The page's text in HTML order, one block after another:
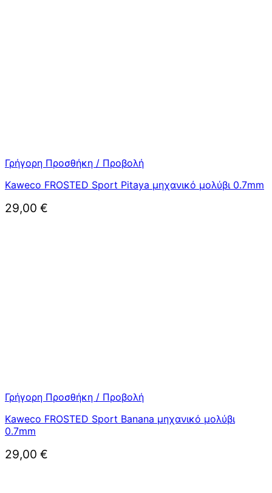
Γρήγορη Προσθήκη / Προβολή
Kaweco FROSTED Sport Pitaya μηχανικό μολύβι 0.7mm
29,00 €
Γρήγορη Προσθήκη / Προβολή
Kaweco FROSTED Sport Banana μηχανικό μολύβι
0.7mm
29,00 €